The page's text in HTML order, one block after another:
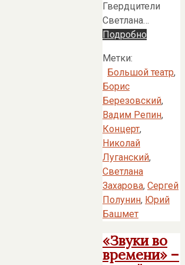
Гвердцители
Светлана…
Подробно
Метки:
Большой театр,
Борис
Березовский,
Вадим Репин,
Концерт,
Николай
Луганский,
Светлана
Захарова, Сергей
Полунин, Юрий
Башмет
«Звуки во
времени» –